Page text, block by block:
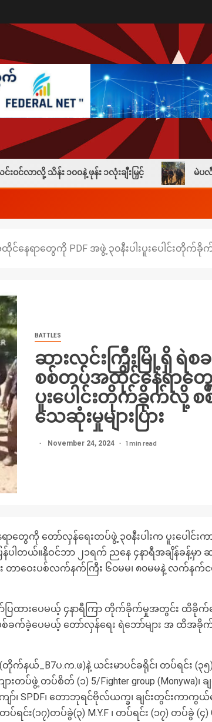
၀နဲ့ ဖုန်း ၁လုံးချီးမြှင့် မဲပလီစခန်းက ဒုတပ်ရ
င်နေရာတွေကို PDF အဖွဲ့ ၃၀နီးပါးပူးပေါင်းတို
BATTLES
ဆားလင်းကြီးမြို့ရှိ ရဲစ
စစ်တပ်အထိုင်နေရာတွေကို
ပူးပေါင်းတိုက်ခိုက်လို့
သေဆုံးမှုများပြား
November 24, 2024 1 min read
ာတွေကို တော်လှန်ရေးတပ်ဖွဲ့ ၃၀နီးပါးက ပူးပေ
န်ပါတယ်။နိုဝင်ဘာ ၂၁ရက် ညနေ ၄နာရီအချိန်ခန့်မှာ
းပစ်လက်နက်ကြီး ၆၀မမ၊ ၈၀မမနဲ့ လက်နက်ငယ်များ
းပေမယ့် ၄နာရီကြာ တိုက်ခိုက်မှုအတွင်း ထိခိုက်သ
ခဲ့ပေမယ့် တော်လှန်ရေး ရဲဘော်များ အ ထိအ
က်နယ်_B7ပ.က.ဖ)နဲ့ ယင်းမာပင်ခရိုင်၊ တပ်ရင်း (၃
တပ်ဖွဲ့ တပ်စိတ် (၁) 5/Fighter group (Monywa)
ော်၊ SPDF၊ တောဘုရင်ဗိုလ်ယက္ခ၊ ချင်းတွင်းကာကွယ်ရေ
ရင်း(၁၇)တပ်ခွဲ(၃) M.Y.F ၊ တပ်ရင်း (၁၇) တပ်ခွဲ (၄)